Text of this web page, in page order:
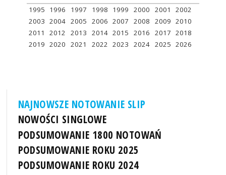
1995 1996 1997 1998 1999 2000 2001
2002
2003 2004 2005 2006 2007 2008 2009 2010
2011
2012 2013 2014 2015 2016 2017 2018
2019 2020 2021 2022 2023 2024 2025 2026
NAJNOWSZE NOTOWANIE SLIP
NOWOŚCI SINGLOWE
PODSUMOWANIE 1800 NOTOWAŃ
PODSUMOWANIE ROKU 2025
PODSUMOWANIE ROKU 2024